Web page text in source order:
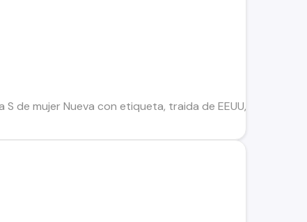
S de mujer Nueva con etiqueta, traida de EEUU, precio